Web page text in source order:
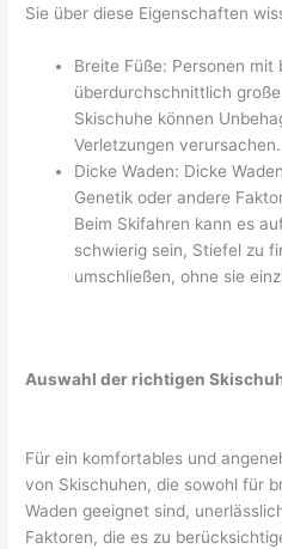
Sie über diese Eigenschaften
Breite Füße: Personen mit
überdurchschnittlich
Skischuhe können
Verletzungen verursachen.
Dicke Waden: Dicke
Genetik oder andere
Beim Skifahren kann es
schwierig sein, Stiefel zu
umschließen, ohne sie
Auswahl der richtigen
Für ein komfortables und
von Skischuhen, die sowohl für
Waden geeignet sind,
Faktoren, die es zu